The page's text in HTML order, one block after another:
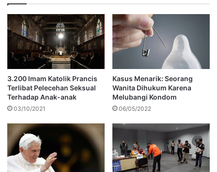
3.200 Imam Katolik Prancis
Terlibat Pelecehan Seksual
Terhadap Anak-anak
03/10/2021
Kasus Menarik: Seorang
Wanita Dihukum Karena
Melubangi Kondom
06/05/2022